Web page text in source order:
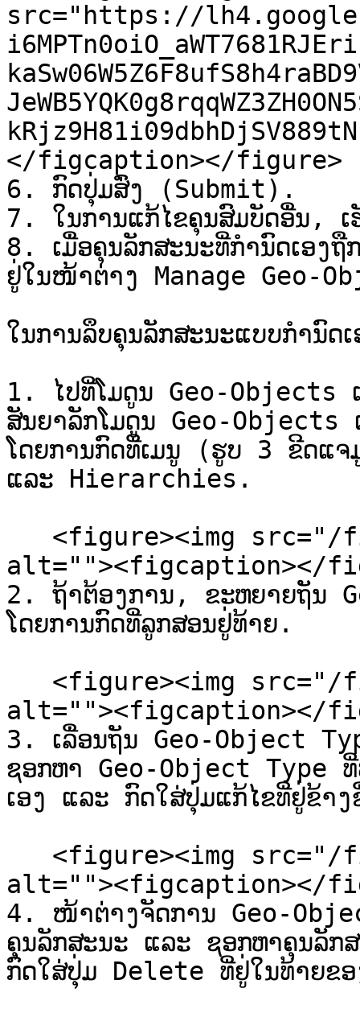
src="https://
</figcaption></figure>
6. ກົດປຸ່ມສົ່ງ (Submit).
7. ໃນການແກ້ໄຂຄຸນສົມບັດອື່ນ,
8. ເມື່ອຄຸນລັກສະນະທີ່ກໍານົດເອ
ຢູ່ໃນໜ້າຕ່າງ Manage Geo-
ໃນການລຶບຄຸນລັກສະນະແບບກຳນົ
1. ໄປທີ່ໂມດູນ Geo-Objects
ສັນຍາລັກໂມດູນ Geo-
ໂດຍການກົດທີ່ເມນູ (ຮູບ 3 ຂີດແ
ແລະ Hierarchies.
alt=""><figcaption></
2. ຖ້າຕ້ອງການ, ຂະຫຍາຍຖັນ
ໂດຍການກົດທີ່ລູກສອນຢູ່ທ້າຍ.
alt=""><figcaption></
3. ເລື່ອນຖັນ Geo-Object
ຊອກຫາ Geo-Object Type ທີ່
ເອງ ແລະ ກົດໃສ່ປຸ່ມແກ້ໄຂທີ່ຢູ່ຂ້າ
alt=""><figcaption></
4. ໜ້າຕ່າງຈັດການ Geo-
ຄຸນລັກສະນະ ແລະ ຊອກຫາຄຸນລັກ
ກົດໃສ່ປຸ່ມ Delete ທີ່ຢູ່ໃນທ້າຍຂອ